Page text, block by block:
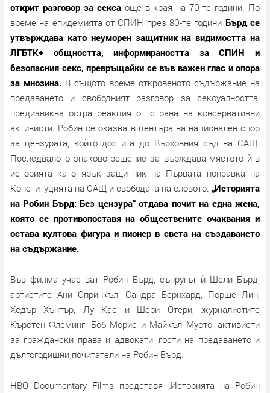
открит разговор за секса още в края на 70-те години. По
време на епидемията от СПИН през 80-те години Бърд се
утвърждава като неуморен защитник на видимостта на
ЛГБТК+ общността, информираността за СПИН и
безопасния секс, превръщайки се във важен глас и опора
за мнозина. В същото време откровеното съдържание на
предаването и свободният разговор за сексуалността,
предизвиква остра реакция от страна на консервативни
активисти. Робин се оказва в центъра на национален спор
за цензурата, който достига до Върховния съд на САЩ.
Последвалото знаково решение затвърждава мястото ѝ в
историята като ярък защитник на Първата поправка на
Конституцията на САЩ и свободата на словото. „Историята
на Робин Бърд: Без цензура“ отдава почит на една жена,
която се противопоставя на обществените очаквания и
остава култова фигура и пионер в света на създаването
на съдържание.
Във филма участват Робин Бърд, съпругът ѝ Шели Бърд,
артистите Ани Спринкъл, Сандра Бернхард, Порше Лин,
Хедър Хънтър, Лу Кас и Шери Отери, журналистите
Кърстен Флеминг, Боб Морис и Майкъл Мусто, активисти
за граждански права и адвокати, гости на предаването и
дългогодишни почитатели на Робин Бърд.
HBO Documentary Films представя „Историята на Робин